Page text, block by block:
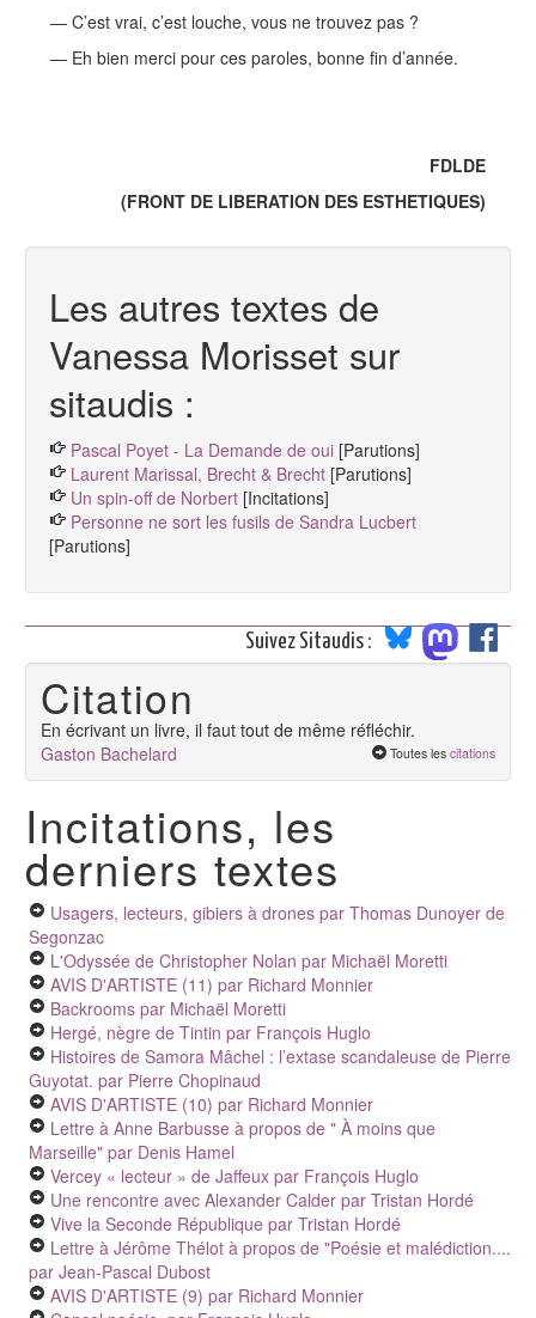
— C’est vrai, c’est louche, vous ne trouvez pas ?
— Eh bien merci pour ces paroles, bonne fin d’année.
FDLDE
(FRONT DE LIBERATION DES ESTHETIQUES)
Les autres textes de
Vanessa Morisset sur
sitaudis :
Pascal Poyet - La Demande de oui [Parutions]
Laurent Marissal, Brecht & Brecht [Parutions]
Un spin-off de Norbert [Incitations]
Personne ne sort les fusils de Sandra Lucbert
[Parutions]
Suivez Sitaudis :
Citation
En écrivant un livre, il faut tout de même réfléchir.
Gaston Bachelard
Toutes les citations
Incitations, les
derniers textes
Usagers, lecteurs, gibiers à drones par Thomas Dunoyer de
Segonzac
L'Odyssée de Christopher Nolan par Michaël Moretti
AVIS D'ARTISTE (11) par Richard Monnier
Backrooms par Michaël Moretti
Hergé, nègre de Tintin par François Huglo
Histoires de Samora Mâchel : l’extase scandaleuse de Pierre
Guyotat. par Pierre Chopinaud
AVIS D'ARTISTE (10) par Richard Monnier
Lettre à Anne Barbusse à propos de " À moins que
Marseille" par Denis Hamel
Vercey « lecteur » de Jaffeux par François Huglo
Une rencontre avec Alexander Calder par Tristan Hordé
Vive la Seconde République par Tristan Hordé
Lettre à Jérôme Thélot à propos de "Poésie et malédiction....
par Jean-Pascal Dubost
AVIS D'ARTISTE (9) par Richard Monnier